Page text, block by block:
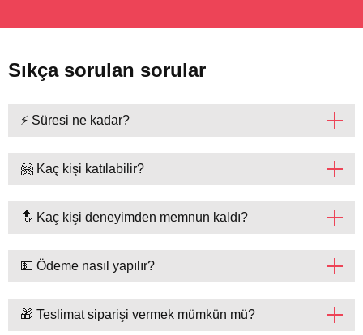
Sıkça sorulan sorular
⚡ Süresi ne kadar?
🤗 Kaç kişi katılabilir?
🔝 Kaç kişi deneyimden memnun kaldı?
💵 Ödeme nasıl yapılır?
🎁 Teslimat siparişi vermek mümkün mü?